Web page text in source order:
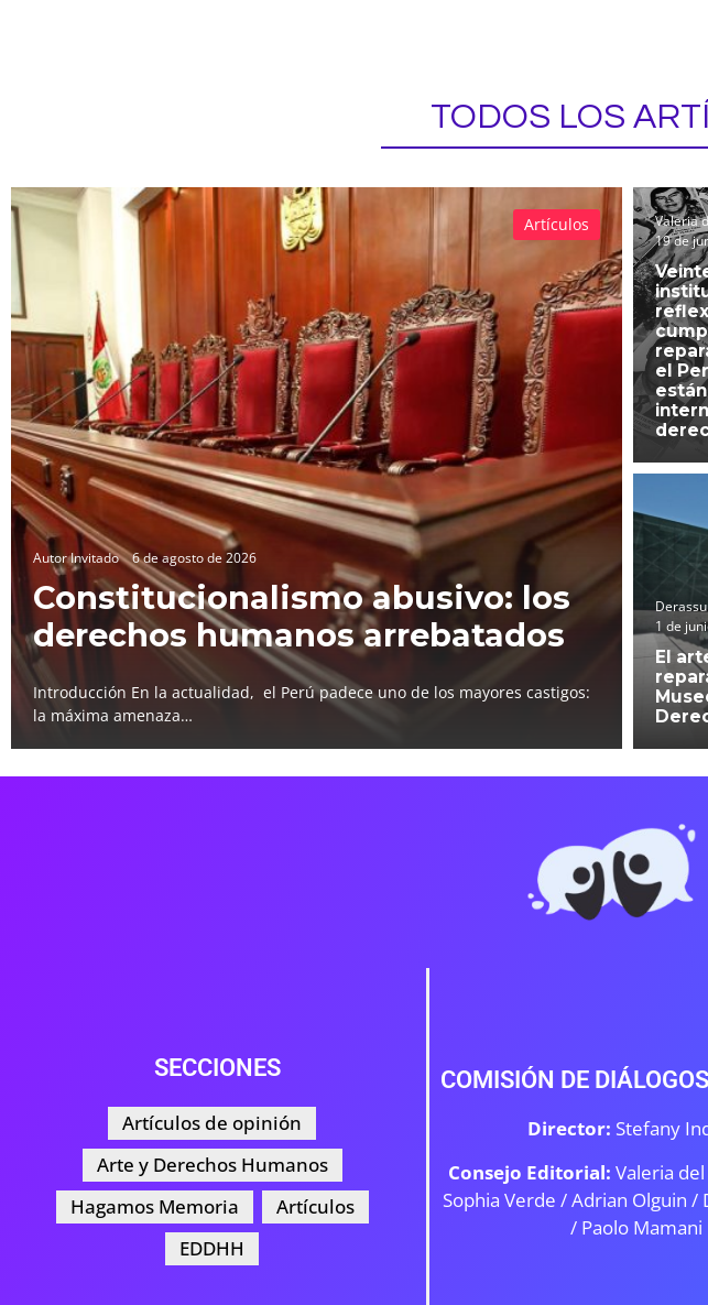
TODOS LOS
Autor Invitado 6 de agosto de 2026
Constitucionalismo abusivo: los
derechos humanos arrebatados
Introducción En la actualidad, el Perú padece uno de los mayores castigos:
la máxima amenaza…
Artículos
Valeria
19 de
el
1 de
El
SECCIONES
Artículos de opinión
Arte y Derechos Humanos
Hagamos Memoria
Artículos
EDDHH
COMISIÓN DE
Director: Stefany
Consejo Editorial: Valeria
Sophia Verde /Adrian Olguin /
/ Paolo Mamani